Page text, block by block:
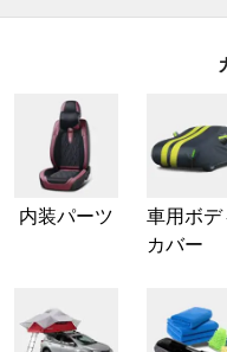
内装パーツ
車用ボデ
カバー